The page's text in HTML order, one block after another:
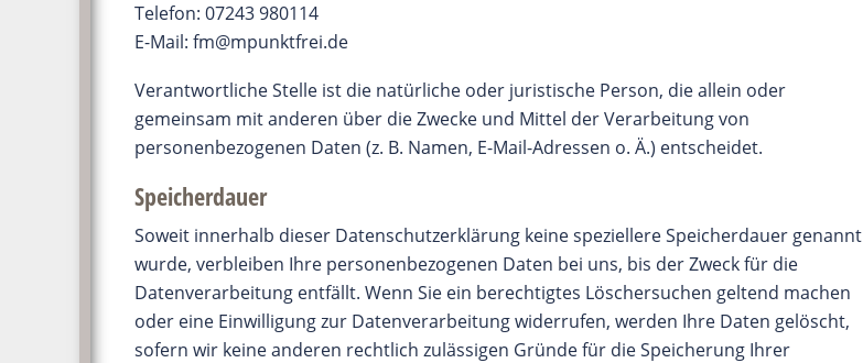
Telefon: 07243 980114
E-Mail: fm@mpunktfrei.de
Verantwortliche Stelle ist die natürliche oder juristische Person, die allein oder
gemeinsam mit anderen über die Zwecke und Mittel der Verarbeitung von
personenbezogenen Daten (z. B. Namen, E-Mail-Adressen o. Ä.) entscheidet.
Speicherdauer
Soweit innerhalb dieser Datenschutzerklärung keine speziellere Speicherdauer genannt
wurde, verbleiben Ihre personenbezogenen Daten bei uns, bis der Zweck für die
Datenverarbeitung entfällt. Wenn Sie ein berechtigtes Löschersuchen geltend machen
oder eine Einwilligung zur Datenverarbeitung widerrufen, werden Ihre Daten gelöscht,
sofern wir keine anderen rechtlich zulässigen Gründe für die Speicherung Ihrer